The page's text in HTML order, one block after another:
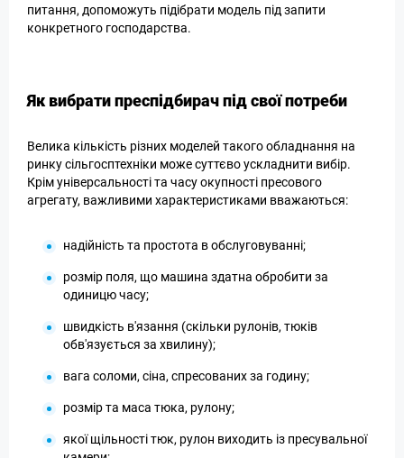
питання, допоможуть підібрати модель під запити
конкретного господарства.
Як вибрати преспідбирач під свої потреби
Велика кількість різних моделей такого обладнання на
ринку сільгосптехніки може суттєво ускладнити вибір.
Крім універсальності та часу окупності пресового
агрегату, важливими характеристиками вважаються:
надійність та простота в обслуговуванні;
розмір поля, що машина здатна обробити за
одиницю часу;
швидкість в'язання (скільки рулонів, тюків
обв'язується за хвилину);
вага соломи, сіна, спресованих за годину;
розмір та маса тюка, рулону;
якої щільності тюк, рулон виходить із пресувальної